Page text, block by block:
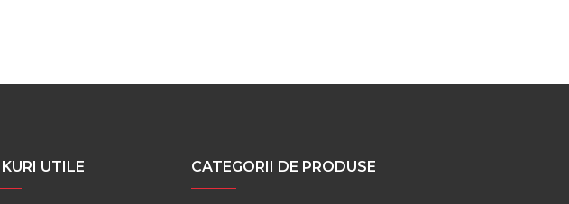
UTILE CATEGORII DE PRODUSE